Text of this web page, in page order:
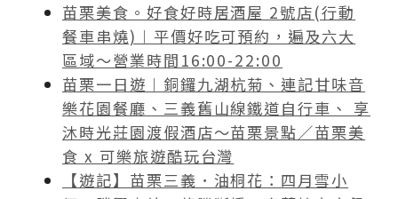
苗栗美食。好食好時居酒屋 2號店(行動
餐車串燒)︱平價好吃可預約，遍及六大
區域～營業時間16:00-22:00
苗栗一日遊︱銅鑼九湖杭菊、連記甘味音
樂花園餐廳、三義舊山線鐵道自行車、 享
沐時光莊園渡假酒店～苗栗景點／苗栗美
食 x 可樂旅遊酷玩台灣
【遊記】苗栗三義．油桐花：四月雪小